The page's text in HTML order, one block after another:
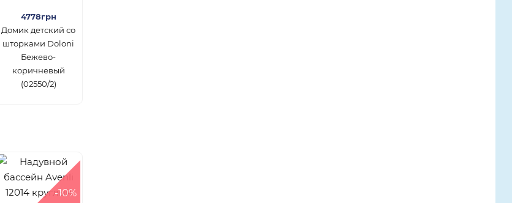
4778грн
Домик детский со
шторками Doloni
Бежево-
коричневый
(02550/2)
-10%